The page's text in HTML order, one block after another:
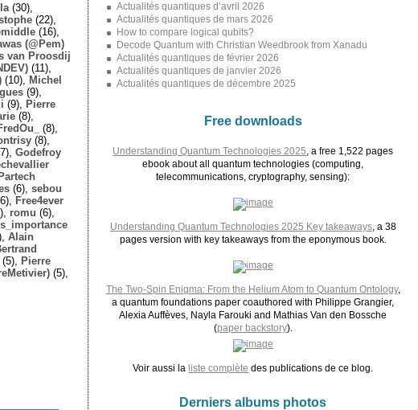
(30),
(22),
(16),
(@Pem)
van Proosdij
(11),
(10),
Michel
(9),
(9),
Pierre
(8),
(8),
(8),
Godefroy
Partech
(6), sebou
Free4ever
romu (6),
Alain
(5),
Pierre
(5),
Actualités quantiques d’avril 2026
Actualités quantiques de mars 2026
How to compare logical qubits?
Decode Quantum with Christian Weedbrook from Xanadu
Actualités quantiques de février 2026
Actualités quantiques de janvier 2026
Actualités quantiques de décembre 2025
Free downloads
Understanding Quantum Technologies 2025 , a free 1,522 pages
ebook about all quantum technologies (computing,
telecommunications, cryptography, sensing):
Understanding Quantum Technologies 2025 Key takeaways, a 38
pages version with key takeaways from the eponymous book.
The Two-Spin Enigma: From the Helium Atom to Quantum Ontology,
a quantum foundations paper coauthored with Philippe Grangier,
Alexia Auffèves, Nayla Farouki and Mathias Van den Bossche
(paper backstory).
Voir aussi la liste complète des publications de ce blog.
Derniers albums photos